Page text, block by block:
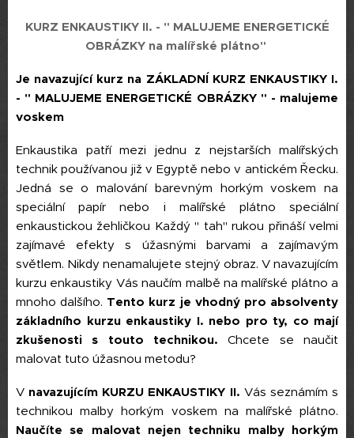
KURZ ENKAUSTIKY II. - " MALUJEME ENERGETICKÉ
OBRÁZKY na malířské plátno"
Je navazující kurz na ZÁKLADNÍ KURZ ENKAUSTIKY I.
- " MALUJEME ENERGETICKÉ OBRÁZKY " - malujeme
voskem
Enkaustika patří mezi jednu z nejstarších malířských
technik používanou již v Egyptě nebo v antickém Řecku.
Jedná se o malování barevným horkým voskem na
speciální papír nebo i malířské plátno speciální
enkaustickou žehličkou Každý " tah" rukou přináší velmi
zajímavé efekty s úžasnými barvami a zajímavým
světlem. Nikdy nenamalujete stejný obraz. V navazujícím
kurzu enkaustiky Vás naučím malbě na malířské plátno a
mnoho dalšího. Tento kurz je vhodný pro absolventy
základního kurzu enkaustiky I. nebo pro ty, co mají
zkušenosti s touto technikou. Chcete se naučit
malovat tuto úžasnou metodu?
V navazujícím KURZU ENKAUSTIKY II. Vás seznámím s
technikou malby horkým voskem na malířské plátno.
Naučíte se malovat nejen techniku malby horkým